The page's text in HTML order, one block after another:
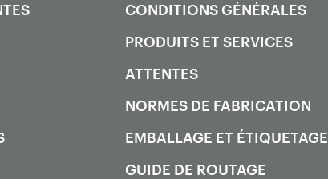
CONDITIONS GÉNÉRALES
PRODUITS ET SERVICES
ATTENTES
NORMES DE FABRICATION
EMBALLAGE ET ÉTIQUETAGE
GUIDE DE ROUTAGE